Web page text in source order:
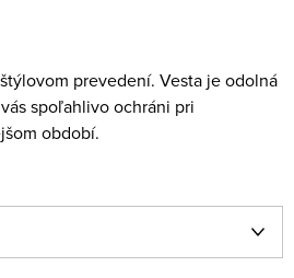
prevedení. Vesta je odolná
spoľahlivo ochráni pri
období.